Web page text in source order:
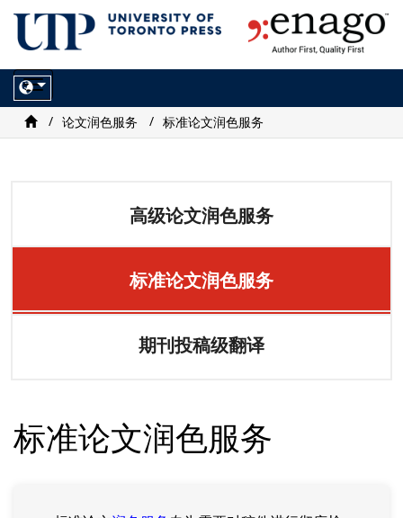
Toggle
navigation
论文润色服务 标准论文润色服务
高级论文润色服务
标准论文润色服务
期刊投稿级翻译
标准论文润色服务